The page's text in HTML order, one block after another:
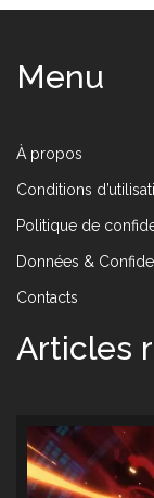
Menu
À propos
Conditions
Politique de
Données &
Contacts
Articles